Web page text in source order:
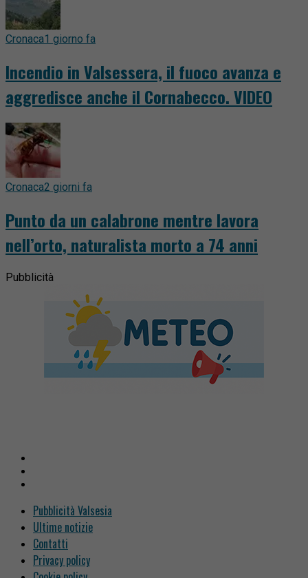
Cronaca1 giorno fa
Incendio in Valsessera, il fuoco avanza e
aggredisce anche il Cornabecco. VIDEO
Cronaca2 giorni fa
Punto da un calabrone mentre lavora
nell’orto, naturalista morto a 74 anni
Pubblicità
Pubblicità Valsesia
Ultime notizie
Contatti
Privacy policy